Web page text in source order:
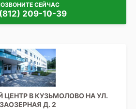
СЕЙЧАС
209-10-39
В КУЗЬМОЛОВО НА УЛ.
ЗАОЗЕРНАЯ Д. 2